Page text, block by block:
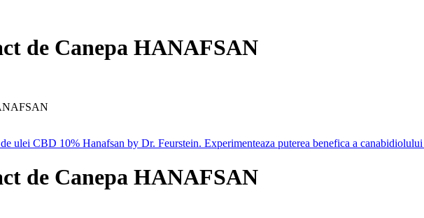
de Canepa HANAFSAN
de Canepa HANAFSAN